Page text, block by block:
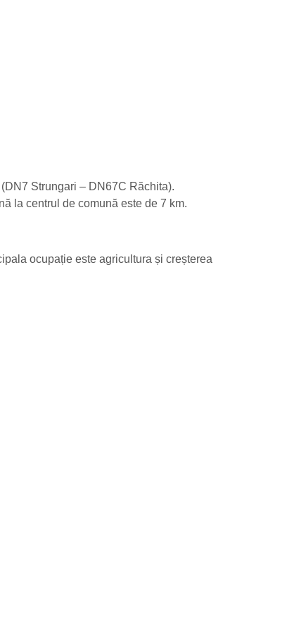
Strungari – DN67C Răchita).
la centrul de comună este de 7 km.
ocupație este agricultura și creșterea